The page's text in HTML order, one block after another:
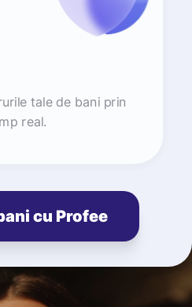
tale de bani prin
real.
cu Profee